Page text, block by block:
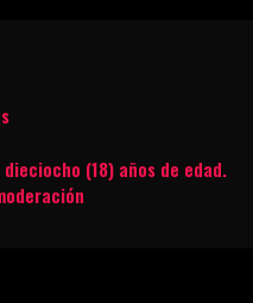
(18) años de edad.